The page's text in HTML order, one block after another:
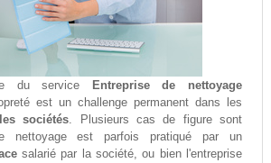
du service
Entreprise de nettoyage
est un challenge permanent dans les
sociétés. Plusieurs cas de figure sont
nettoyage est parfois pratiqué par un
salarié par la société, ou bien l'entreprise